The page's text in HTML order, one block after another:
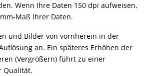
Wenn Ihre Daten 150 dpi aufweisen,
Maß Ihrer Daten.
und Bilder von vornherein in der
an. Ein späteres Erhöhen der
(Vergrößern) führt zu einer
Qualität.